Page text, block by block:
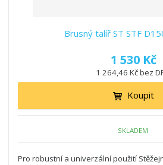
Brusný talíř ST STF
1 530 Kč
1 264,46 Kč bez
Koupit
SKLADEM
Pro robustní a univerzální použití